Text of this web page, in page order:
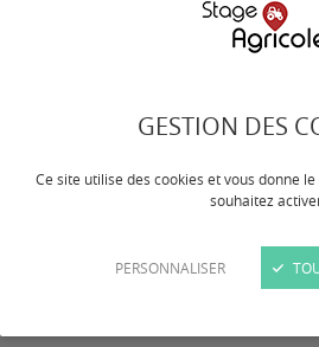
GESTION DES
Ce site utilise des cookies et vous donne
souhaitez
PERSONNALISER